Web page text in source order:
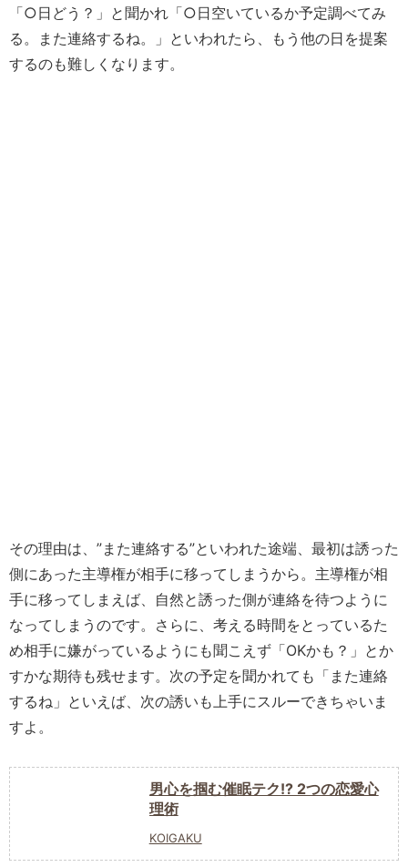
「○日どう？」と聞かれ「○日空いているか予定調べてみ
る。また連絡するね。」といわれたら、もう他の日を提案
するのも難しくなります。
その理由は、”また連絡する”といわれた途端、最初は誘った
側にあった主導権が相手に移ってしまうから。主導権が相
手に移ってしまえば、自然と誘った側が連絡を待つように
なってしまうのです。さらに、考える時間をとっているた
め相手に嫌がっているようにも聞こえず「OKかも？」とか
すかな期待も残せます。次の予定を聞かれても「また連絡
するね」といえば、次の誘いも上手にスルーできちゃいま
すよ。
男心を掴む催眠テク!? 2つの恋愛心
理術
KOIGAKU